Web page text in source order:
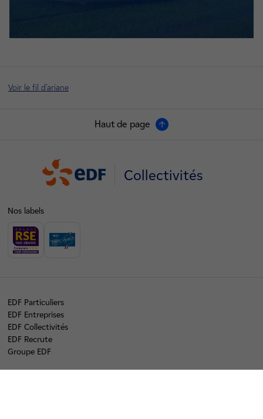
Voir le fil d'ariane
Haut de page
Collectivités
Nos labels
EDF Particuliers
EDF Entreprises
EDF Collectivités
EDF Recrute
Groupe EDF